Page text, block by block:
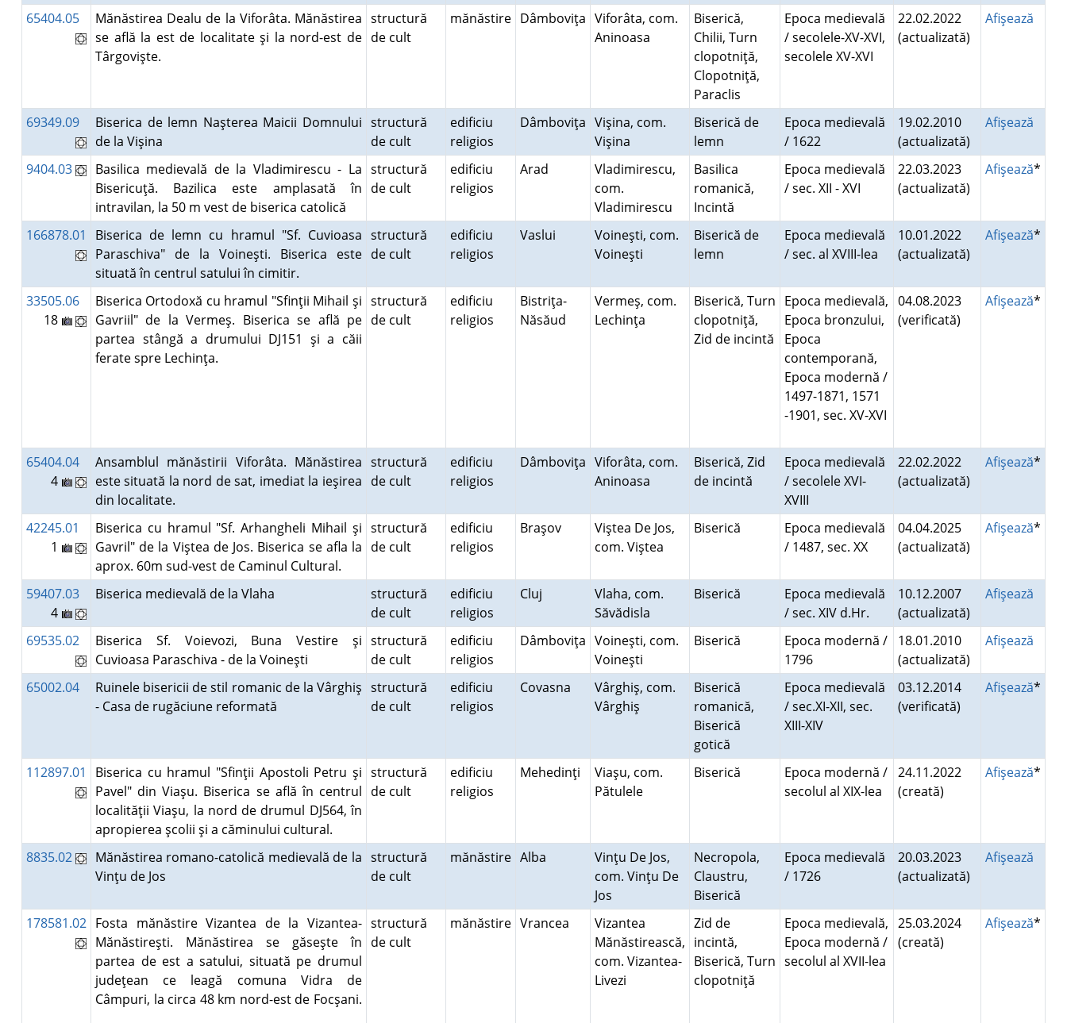
65404.05
Mănăstirea Dealu de la Viforâta. Mănăstirea
se află la est de localitate şi la nord-est de
Târgovişte.
structură
de cult
mănăstire Dâmboviţa Viforâta, com.
Aninoasa
Biserică,
Chilii, Turn
clopotniţă,
Clopotniţă,
Paraclis
Epoca medievală
/ secolele-XV-XVI,
secolele XV-XVI
22.02.2022
(actualizată)
Afişează
69349.09
Biserica de lemn Naşterea Maicii Domnului
de la Vişina
structură
de cult
edificiu
religios
Dâmboviţa Vişina, com.
Vişina
Biserică de
lemn
Epoca medievală
/ 1622
19.02.2010
(actualizată)
Afişează
9404.03
Basilica medievală de la Vladimirescu - La
Bisericuţă. Bazilica este amplasată în
intravilan, la 50 m vest de biserica catolică
structură
de cult
edificiu
religios
Arad
Vladimirescu,
com.
Vladimirescu
Basilica
romanică,
Incintă
Epoca medievală
/ sec. XII - XVI
22.03.2023
(actualizată)
Afişează*
166878.01
Biserica de lemn cu hramul "Sf. Cuvioasa
Paraschiva" de la Voineşti. Biserica este
situată în centrul satului în cimitir.
structură
de cult
edificiu
religios
Vaslui
Voineşti, com.
Voineşti
Biserică de
lemn
Epoca medievală
/ sec. al XVIII-lea
10.01.2022
(actualizată)
Afişează*
33505.06
18
Biserica Ortodoxă cu hramul "Sfinţii Mihail şi
Gavriil" de la Vermeş. Biserica se află pe
partea stângă a drumului DJ151 şi a căii
ferate spre Lechinţa.
structură
de cult
edificiu
religios
Bistriţa-
Năsăud
Vermeş, com.
Lechinţa
Biserică, Turn
clopotniţă,
Zid de incintă
Epoca medievală,
Epoca bronzului,
Epoca
contemporană,
Epoca modernă /
1497-1871, 1571
-1901, sec. XV-XVI
04.08.2023
(verificată)
Afişează*
65404.04
4
Ansamblul mănăstirii Viforâta. Mănăstirea
este situată la nord de sat, imediat la ieşirea
din localitate.
structură
de cult
edificiu
religios
Dâmboviţa Viforâta, com.
Aninoasa
Biserică, Zid
de incintă
Epoca medievală
/ secolele XVI-
XVIII
22.02.2022
(actualizată)
Afişează*
42245.01
1
Biserica cu hramul "Sf. Arhangheli Mihail şi
Gavril" de la Viştea de Jos. Biserica se afla la
aprox. 60m sud-vest de Caminul Cultural.
structură
de cult
edificiu
religios
Braşov
Viştea De Jos,
com. Viştea
Biserică
Epoca medievală
/ 1487, sec. XX
04.04.2025
(actualizată)
Afişează*
59407.03
4
Biserica medievală de la Vlaha
structură
de cult
edificiu
religios
Cluj
Vlaha, com.
Săvădisla
Biserică
Epoca medievală
/ sec. XIV d.Hr.
10.12.2007
(actualizată)
Afişează
69535.02
Biserica Sf. Voievozi, Buna Vestire şi
Cuvioasa Paraschiva - de la Voineşti
structură
de cult
edificiu
religios
Dâmboviţa Voineşti, com.
Voineşti
Biserică
Epoca modernă /
1796
18.01.2010
(actualizată)
Afişează
65002.04
Ruinele bisericii de stil romanic de la Vârghiş
- Casa de rugăciune reformată
structură
de cult
edificiu
religios
Covasna
Vârghiş, com.
Vârghiş
Biserică
romanică,
Biserică
gotică
Epoca medievală
/ sec.XI-XII, sec.
XIII-XIV
03.12.2014
(verificată)
Afişează*
112897.01
Biserica cu hramul "Sfinţii Apostoli Petru şi
Pavel" din Viaşu. Biserica se află în centrul
localităţii Viaşu, la nord de drumul DJ564, în
apropierea şcolii şi a căminului cultural.
structură
de cult
edificiu
religios
Mehedinţi
Viaşu, com.
Pătulele
Biserică
Epoca modernă /
secolul al XIX-lea
24.11.2022
(creată)
Afişează*
8835.02
Mănăstirea romano-catolică medievală de la
Vinţu de Jos
structură
de cult
mănăstire Alba
Vinţu De Jos,
com. Vinţu De
Jos
Necropola,
Claustru,
Biserică
Epoca medievală
/ 1726
20.03.2023
(actualizată)
Afişează
178581.02 Fosta mănăstire Vizantea de la Vizantea-
Mănăstireşti. Mănăstirea se găseşte în
partea de est a satului, situată pe drumul
judeţean ce leagă comuna Vidra de
Câmpuri, la circa 48 km nord-est de Focşani.
structură
de cult
mănăstire Vrancea
Vizantea
Mănăstirească,
com. Vizantea-
Livezi
Zid de
incintă,
Biserică, Turn
clopotniţă
Epoca medievală,
Epoca modernă /
secolul al XVII-lea
25.03.2024
(creată)
Afişează*